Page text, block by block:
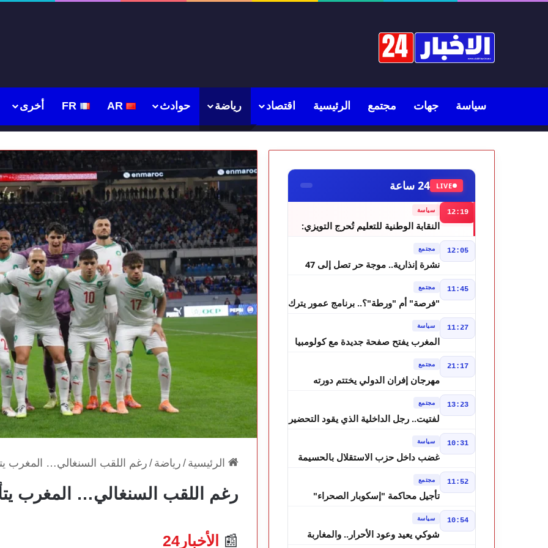
سياسة جهات مجتمع الرئيسية اقتصاد رياضة حوادث AR
FR أخرى
الرئيسية / رياضة / رغم اللقب السنغالي… المغرب
رغم اللقب السنغالي… المغرب
📰
الأخبار24
LIVE 24 ساعة
12:19 سياسة
النقابة الوطنية للتعليم تُحرج التويزي:
12:05 مجتمع
نشرة إنذارية.. موجة حر تصل إلى 47
بالمغرب
11:45 مجتمع
"فرصة" أم "ورطة"؟.. برنامج عمور يترك
11:27 سياسة
المغرب يفتح صفحة جديدة مع كولومبيا
21:17 مجتمع
مهرجان إفران الدولي يختتم دورته
تخطف الأضواء
13:23 مجتمع
لفتيت.. رجل الداخلية الذي يقود التحضير
10:31 سياسة
غضب داخل حزب الاستقلال بالحسيمة
الانتخابات التشريعية
11:52 مجتمع
تأجيل محاكمة "إسكوبار الصحراء"
حالة سراح
10:54 سياسة
شوكي يعيد وعود الأحرار.. والمغاربة